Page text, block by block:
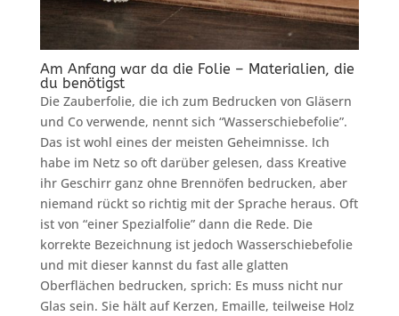
Am Anfang war da die Folie – Materialien, die
du benötigst
Die Zauberfolie, die ich zum Bedrucken von Gläsern
und Co verwende, nennt sich “Wasserschiebefolie”.
Das ist wohl eines der meisten Geheimnisse. Ich
habe im Netz so oft darüber gelesen, dass Kreative
ihr Geschirr ganz ohne Brennöfen bedrucken, aber
niemand rückt so richtig mit der Sprache heraus. Oft
ist von “einer Spezialfolie” dann die Rede. Die
korrekte Bezeichnung ist jedoch Wasserschiebefolie
und mit dieser kannst du fast alle glatten
Oberflächen bedrucken, sprich: Es muss nicht nur
Glas sein. Sie hält auf Kerzen, Emaille, teilweise Holz